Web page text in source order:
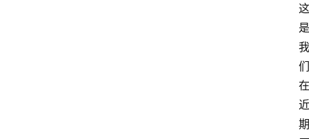
这
是
我
们
在
近
期